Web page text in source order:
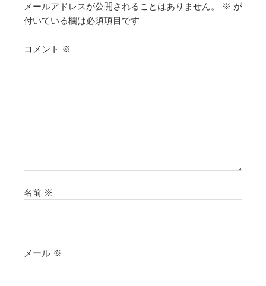
メールアドレスが公開されることはありません。 ※ が
付いている欄は必須項目です
コメント ※
名前 ※
メール ※